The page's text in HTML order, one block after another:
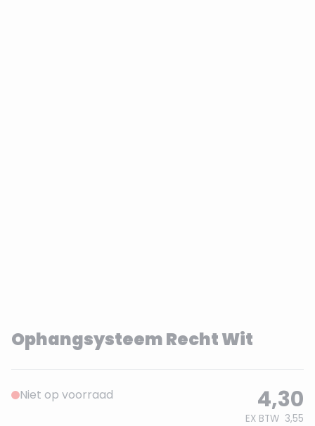
Ophangsysteem Recht Wit
Niet op voorraad 4,30
EX BTW 3,55